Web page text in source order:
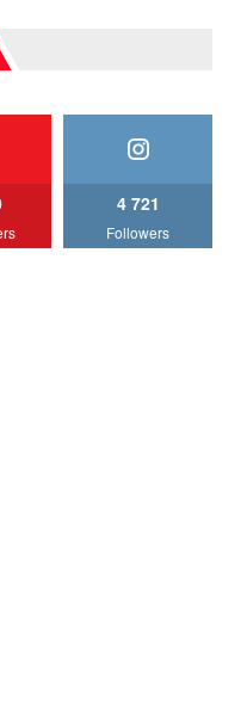
S-Class facelift (S 580
Drive AutoBlog.MD
4 721
Followers